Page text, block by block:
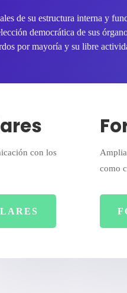
de su estructura interna y
democrática de sus
por mayoría y su libre
con los
como